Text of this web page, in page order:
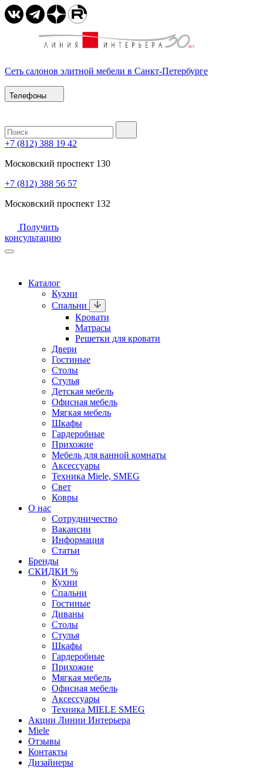
Сеть салонов элитной мебели в Санкт-Петербурге
Телефоны
+7 (812) 388 19 42
Московский проспект 130
+7 (812) 388 56 57
Московский проспект 132
Получить
консультацию
Каталог
Кухни
Спальни
Кровати
Матрасы
Решетки для кровати
Двери
Гостиные
Столы
Стулья
Детская мебель
Офисная мебель
Мягкая мебель
Шкафы
Гардеробные
Прихожие
Мебель для ванной комнаты
Аксессуары
Техника Miele, SMEG
Свет
Ковры
О нас
Сотрудничество
Вакансии
Информация
Статьи
Бренды
СКИДКИ %
Кухни
Спальни
Гостиные
Диваны
Столы
Стулья
Шкафы
Гардеробные
Прихожие
Мягкая мебель
Офисная мебель
Аксессуары
Техника MIELE SMEG
Акции Линии Интерьера
Miele
Отзывы
Контакты
Дизайнеры